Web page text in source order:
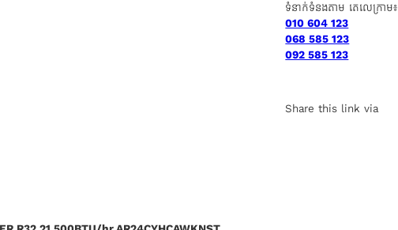
ទំនាក់ទំនងតាម តេលេក្រាម៖
010 604 123
068 585 123
092 585 123
Share this link via